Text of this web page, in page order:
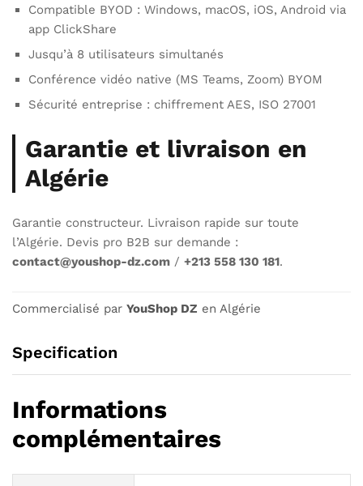
Compatible BYOD : Windows, macOS, iOS, Android via
app ClickShare
Jusqu’à 8 utilisateurs simultanés
Conférence vidéo native (MS Teams, Zoom) BYOM
Sécurité entreprise : chiffrement AES, ISO 27001
Garantie et livraison en
Algérie
Garantie constructeur. Livraison rapide sur toute
l’Algérie. Devis pro B2B sur demande :
contact@youshop-dz.com / +213 558 130 181.
Commercialisé par YouShop DZ en Algérie
Specification
Informations
complémentaires